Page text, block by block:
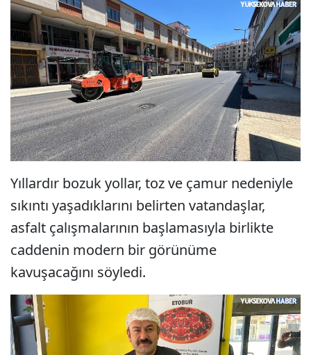
Yıllardır bozuk yollar, toz ve çamur nedeniyle
sıkıntı yaşadıklarını belirten vatandaşlar,
asfalt çalışmalarının başlamasıyla birlikte
caddenin modern bir görünüme
kavuşacağını söyledi.